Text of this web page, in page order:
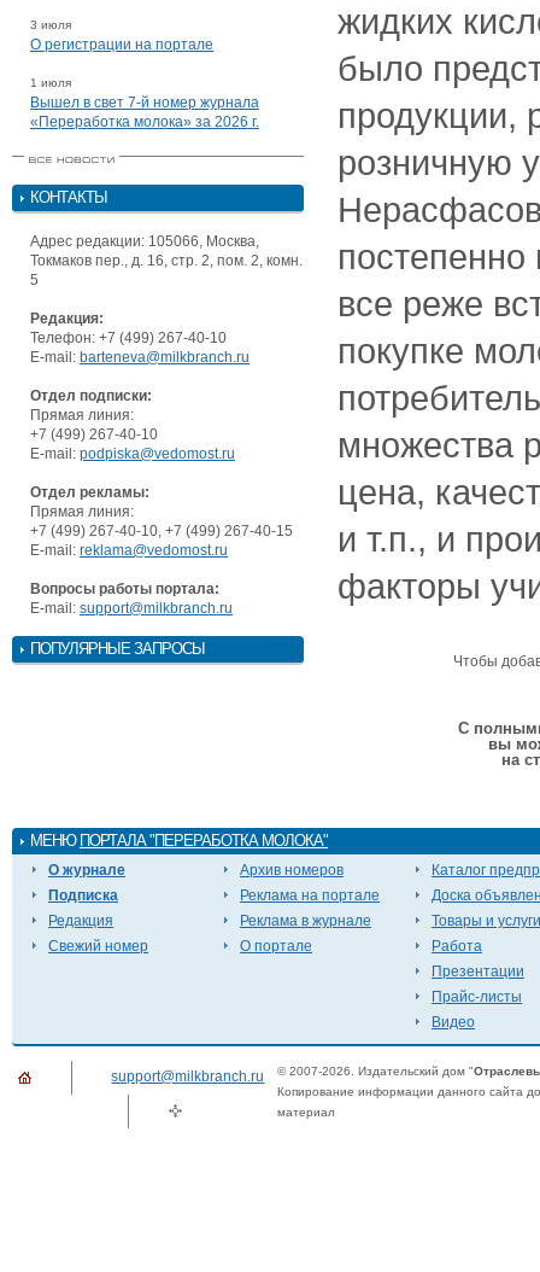
3 июля
О регистрации на портале
1 июля
Вышел в свет 7-й номер журнала
«Переработка молока» за 2026 г.
КОНТАКТЫ
Адрес редакции: 105066, Москва,
Токмаков пер., д. 16, стр. 2, пом. 2, комн.
5
Редакция:
Телефон: +7 (499) 267-40-10
E-mail: barteneva@milkbranch.ru
Отдел подписки:
Прямая линия:
+7 (499) 267-40-10
E-mail: podpiska@vedomost.ru
Отдел рекламы:
Прямая линия:
+7 (499) 267-40-10, +7 (499) 267-40-15
E-mail: reklama@vedomost.ru
Вопросы работы портала:
E-mail: support@milkbranch.ru
ПОПУЛЯРНЫЕ ЗАПРОСЫ
жидких
было
продукции,
розничную
все реже
покупке
множества
цена,
и т.п., и
факторы
Чтобы
С
вы
на
МЕНЮ ПОРТАЛА "ПЕРЕРАБОТКА МОЛОКА"
О журнале
Подписка
Редакция
Свежий номер
Архив номеров
Реклама на портале
Реклама в журнале
О портале
Каталог
Доска
Товары и услуги
Работа
Презентации
Прайс-листы
Видео
support@milkbranch.ru © 2007-2026. Издательский дом "
Копирование информации данного сайта
материал